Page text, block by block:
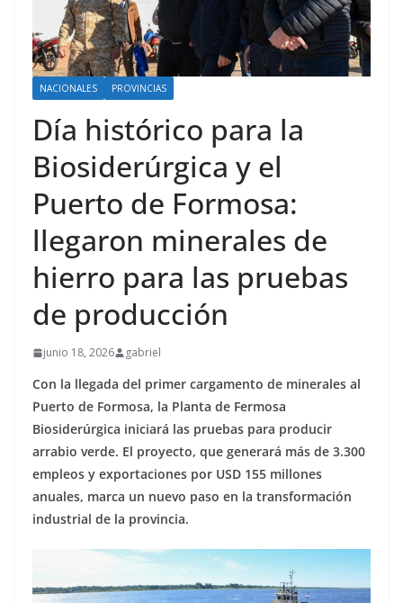
NACIONALES PROVINCIAS
Día histórico para la
Biosiderúrgica y el
Puerto de Formosa:
llegaron minerales de
hierro para las pruebas
de producción
junio 18, 2026 gabriel
Con la llegada del primer cargamento de minerales al
Puerto de Formosa, la Planta de Fermosa
Biosiderúrgica iniciará las pruebas para producir
arrabio verde. El proyecto, que generará más de 3.300
empleos y exportaciones por USD 155 millones
anuales, marca un nuevo paso en la transformación
industrial de la provincia.